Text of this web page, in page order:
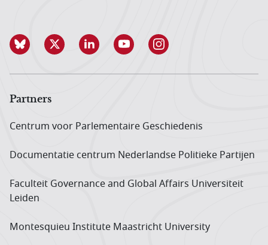
Partners
Centrum voor Parlementaire Geschiedenis
Documentatie centrum Neder­landse Politieke Partijen
Faculteit Governance and Global Affairs Universiteit
Leiden
Montesquieu Institute Maastricht University